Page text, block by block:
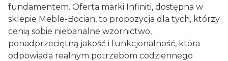
fundamentem. Oferta marki Infiniti, dostępna w
sklepie Meble-Bocian, to propozycja dla tych, którzy
cenią sobie niebanalne wzornictwo,
ponadprzeciętną jakość i funkcjonalność, która
odpowiada realnym potrzebom codziennego